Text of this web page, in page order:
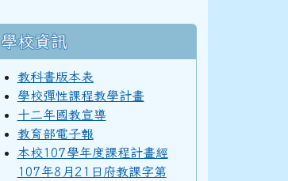
學校資訊
教科書版本表
學校彈性課程教學計畫
十二年國教宣導
教育部電子報
本校107學年度課程計畫經
107年8月21日府教課字第